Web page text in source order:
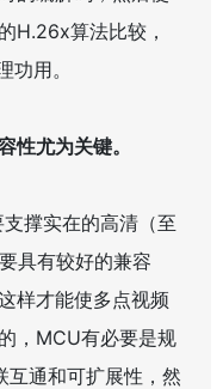
H.26x算法比较，
用。
尤为关键。
撑实在的高清（至
具有较好的兼容
样才能使多点视频
，MCU有必要是规
通和可扩展性，然